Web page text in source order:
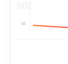
🇺🇸
📊